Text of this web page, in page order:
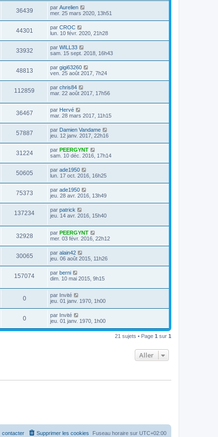
36439 par Aurelien
mer. 25 mars 2020, 13h51
44301 par CROC
lun. 10 févr. 2020, 21h28
33932 par WILL33
sam. 15 sept. 2018, 16h43
48813 par gigi63260
ven. 25 août 2017, 7h24
112859 par chris84
mar. 22 août 2017, 17h56
36467 par Hervé
mar. 28 mars 2017, 11h15
57887 par Damien Vandame
jeu. 12 janv. 2017, 22h16
31224 par PEERGYNT
sam. 10 déc. 2016, 17h14
50605 par ade1950
lun. 17 oct. 2016, 16h25
75373 par ade1950
jeu. 28 avr. 2016, 13h49
137234 par patrick
jeu. 14 avr. 2016, 15h40
32928 par PEERGYNT
mer. 03 févr. 2016, 22h12
30065 par alain42
jeu. 06 août 2015, 11h26
157074 par berni
dim. 10 mai 2015, 9h15
0 par Invité
jeu. 01 janv. 1970, 1h00
0 par Invité
jeu. 01 janv. 1970, 1h00
21 sujets • Page 1 sur 1
Aller
Fuseau horaire sur UTC+02:00
Supprimer les cookies
contacter